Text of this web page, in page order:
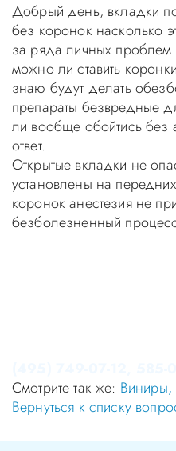
Добрый день, вкладки
без коронок насколько
за ряда личных
можно ли ставить
знаю будут делать
препараты безвредные
ли вообще обойтись без
ответ.
Открытые вкладки не
установлены на
коронок анестезия не
безболезненный
Смотрите так же: Виниры,
Вернуться к списку